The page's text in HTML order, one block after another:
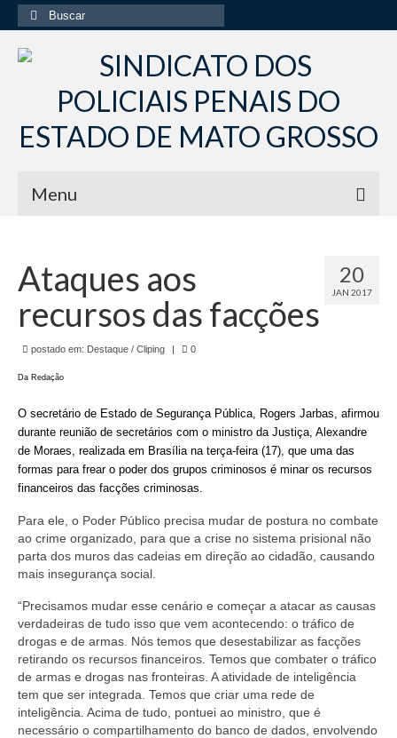
Buscar
por:
Menu
Institucional
Diretoria Sindsppen
Histórico do Sindsppen
de Mato Grosso
Formulário de Requerimento Padrão Sindsppen
Estatuto do Sindsppen
Tabela Salarial do Sistema Penitenciário
Serviços prestados pelo Sindicato dos
Servidores Penitenciários de Mato Grosso
Filie-se
Notícias Gerais
Artigos
Esportes
20
JAN 2017
Ataques aos
recursos das facções
postado em: Destaque / Cliping | 0
Da Redação
O secretário de Estado de Segurança Pública, Rogers Jarbas, afirmou
durante reunião de secretários com o ministro da Justiça, Alexandre
de Moraes, realizada em Brasília na terça-feira (17), que uma das
formas para frear o poder dos grupos criminosos é minar os recursos
financeiros das facções criminosas.
Para ele, o Poder Público precisa mudar de postura no combate
ao crime organizado, para que a crise no sistema prisional não
parta dos muros das cadeias em direção ao cidadão, causando
mais insegurança social.
“Precisamos mudar esse cenário e começar a atacar as causas
verdadeiras de tudo isso que vem acontecendo: o tráfico de
drogas e de armas. Nós temos que desestabilizar as facções
retirando os recursos financeiros. Temos que combater o tráfico
de armas e drogas nas fronteiras. A atividade de inteligência
tem que ser integrada. Temos que criar uma rede de
inteligência. Acima de tudo, pontuei ao ministro, que é
necessário o compartilhamento do banco de dados, envolvendo